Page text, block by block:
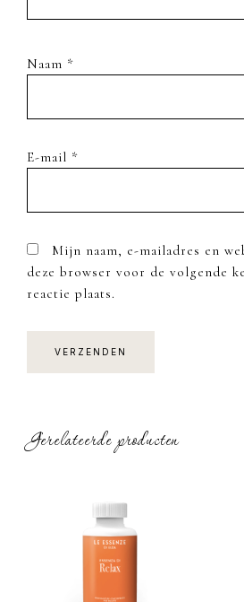
Naam *
E-mail *
Mijn naam, e-mailadres en
deze browser voor de volgende
reactie plaats.
Gerelateerde producten